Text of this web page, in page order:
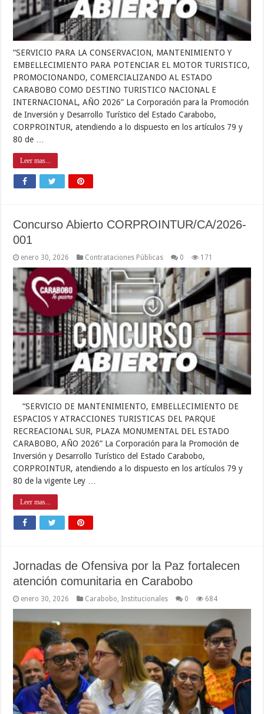
“SERVICIO PARA LA CONSERVACION, MANTENIMIENTO Y
EMBELLECIMIENTO PARA POTENCIAR EL MOTOR TURISTICO,
PROMOCIONANDO, COMERCIALIZANDO AL ESTADO
CARABOBO COMO DESTINO TURISTICO NACIONAL E
INTERNACIONAL, AÑO 2026” La Corporación para la Promoción
de Inversión y Desarrollo Turístico del Estado Carabobo,
CORPROINTUR, atendiendo a lo dispuesto en los artículos 79 y
80 de …
Leer mas...
Concurso Abierto CORPROINTUR/CA/2026-
001
enero 30, 2026 Contrataciones Públicas 0 171
“SERVICIO DE MANTENIMIENTO, EMBELLECIMIENTO DE
ESPACIOS Y ATRACCIONES TURISTICAS DEL PARQUE
RECREACIONAL SUR, PLAZA MONUMENTAL DEL ESTADO
CARABOBO, AÑO 2026” La Corporación para la Promoción de
Inversión y Desarrollo Turístico del Estado Carabobo,
CORPROINTUR, atendiendo a lo dispuesto en los artículos 79 y
80 de la vigente Ley …
Leer mas...
Jornadas de Ofensiva por la Paz fortalecen
atención comunitaria en Carabobo
enero 30, 2026 Carabobo, Institucionales 0 684